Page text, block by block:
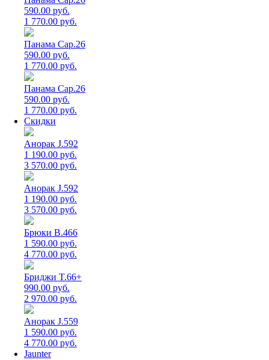
590.00 руб.
1 770.00 руб.
Панама Cap.26
590.00 руб.
1 770.00 руб.
Панама Cap.26
590.00 руб.
1 770.00 руб.
Скидки
Анорак J.592
1 190.00 руб.
3 570.00 руб.
Анорак J.592
1 190.00 руб.
3 570.00 руб.
Брюки B.466
1 590.00 руб.
4 770.00 руб.
Бриджи T.66+
990.00 руб.
2 970.00 руб.
Анорак J.559
1 590.00 руб.
4 770.00 руб.
Jaunter